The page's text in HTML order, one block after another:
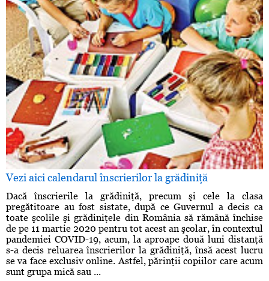
Vezi aici calendarul înscrierilor la grădiniţă
Dacă înscrierile la grădiniţă, precum şi cele la clasa
pregătitoare au fost sistate, după ce Guvernul a decis ca
toate şcolile şi grădiniţele din România să rămână închise
de pe 11 martie 2020 pentru tot acest an şcolar, în contextul
pandemiei COVID-19, acum, la aproape două luni distanţă
s-a decis reluarea înscrierilor la grădiniţă, însă acest lucru
se va face exclusiv online. Astfel, părinţii copiilor care acum
sunt grupa mică sau ...